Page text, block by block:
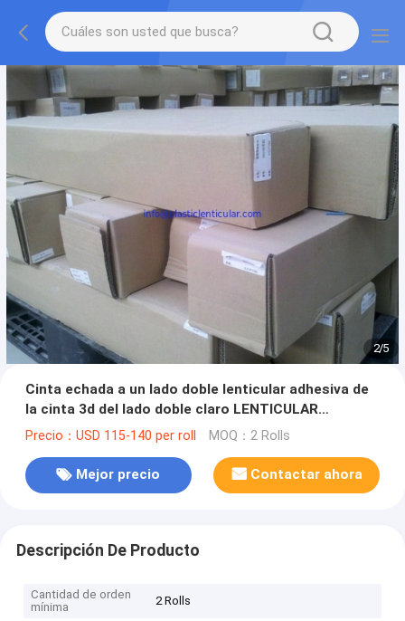
2/5
Cinta echada a un lado doble lenticular adhesiva de
la cinta 3d del lado doble claro LENTICULAR
PLÁSTICO
Precio：USD 115-140 per roll MOQ：2 Rolls
Mejor precio Contactar ahora
Descripción De Producto
Cantidad de orden
mínima
2 Rolls